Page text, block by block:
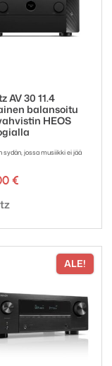
AV 30 11.4
balansoitu
HEOS
sydän, jossa musiikki ei jää
€
ALE!